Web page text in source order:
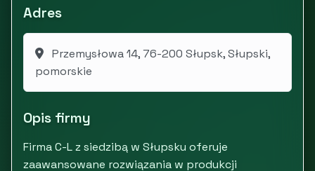
Adres
Przemysłowa 14, 76-200 Słupsk, Słupski,
pomorskie
Opis firmy
Firma C-L z siedzibą w Słupsku oferuje
zaawansowane rozwiązania w produkcji